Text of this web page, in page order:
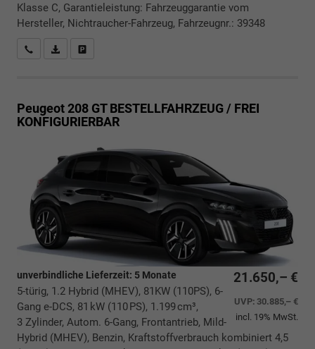
Klasse C, Garantieleistung: Fahrzeuggarantie vom
Hersteller, Nichtraucher-Fahrzeug, Fahrzeugnr.: 39348
Rückrufbitte absenden
PDF-Datei, Fahrzeugexposé drucken
Peugeot 208 GT BESTELLFAHRZEUG / FREI
KONFIGURIERBAR
21.650,– €
UVP: 30.885,– €
incl. 19% MwSt.
unverbindliche Lieferzeit: 5 Monate
5-türig, 1.2 Hybrid (MHEV), 81KW (110PS), 6-
Gang e-DCS, 81 kW (110 PS), 1.199 cm³,
3 Zylinder, Autom. 6-Gang, Frontantrieb, Mild-
Hybrid (MHEV), Benzin, Kraftstoffverbrauch kombiniert 4,5